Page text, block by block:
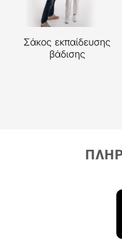
Σάκος εκπαίδευσης
βάδισης